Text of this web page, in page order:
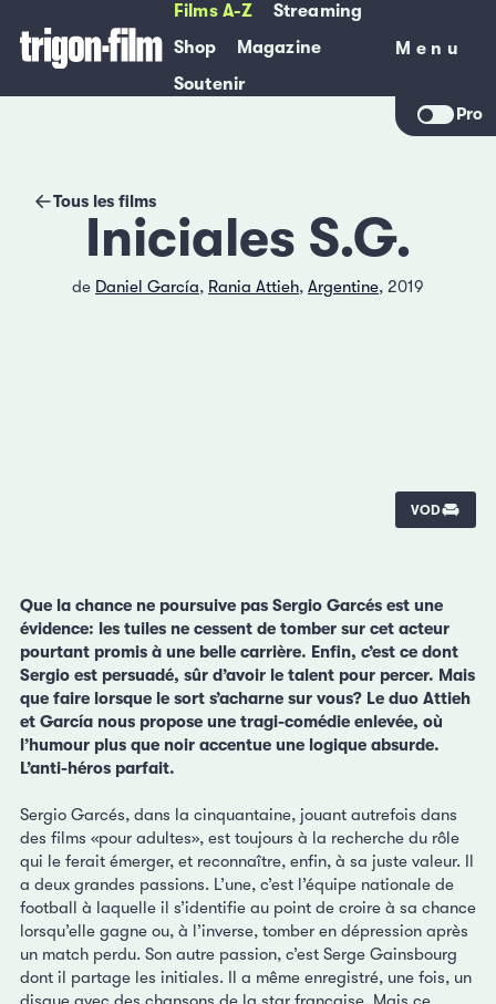
Films A-Z
Streaming
Shop
Magazine
Soutenir
Menu
Menu
Pro
Tous les films
Iniciales S.G.
de Daniel García, Rania Attieh, Argentine, 2019
VOD
Que la chance ne poursuive pas Sergio Garcés est une
évidence: les tuiles ne cessent de tomber sur cet acteur
pourtant promis à une belle carrière. Enfin, c’est ce dont
Sergio est persuadé, sûr d’avoir le talent pour percer. Mais
que faire lorsque le sort s’acharne sur vous? Le duo Attieh
et García nous propose une tragi-comédie enlevée, où
l’humour plus que noir accentue une logique absurde.
L’anti-héros parfait.
Sergio Garcés, dans la cinquantaine, jouant autrefois dans
des films «pour adultes», est toujours à la recherche du rôle
qui le ferait émerger, et reconnaître, enfin, à sa juste valeur. Il
a deux grandes passions. L’une, c’est l’équipe nationale de
football à laquelle il s’identifie au point de croire à sa chance
lorsqu’elle gagne ou, à l’inverse, tomber en dépression après
un match perdu. Son autre passion, c’est Serge Gainsbourg
dont il partage les initiales. Il a même enregistré, une fois, un